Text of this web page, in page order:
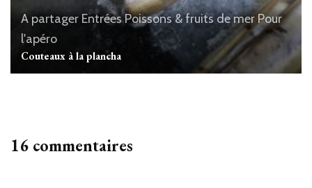
A partager Entrées Poissons & fruits de mer Pour
l'apéro
Couteaux à la plancha
16 commentaires